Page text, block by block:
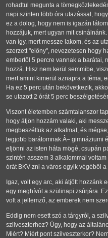
rohadtul megunta a
napi szinten több óra utazással,
ez a dolog, hogy nem is igazán
hozzájuk, mert ugyan mit
van így, mert messze lakom, és az
szerzett "előny", nevezetesen hogy
embertől 5 percre vannak a barátai,
hozzá. Hisz nem kerül semmibe,
mert amint kimerül aznapra a téma,
Ha ez 5 perc után bekövetkezik,
se utazott 2 órát 5 perc
Viszont életemben számtalanszor
hogy átjön hozzám valaki, aki
megbeszéltük az alkalmat, és
legjobb barátomnak Â– gimnáziumi
eljönni az isten háta mögé, csupán
szintén asszem 3 alkalommal
órát BKV-zni a város egyik végéből a
Igaz, volt egy arc, aki átjött hozzánk
egy meghívót a szülinapi zsúrjára.
volt a jellemző, az emberek nem
Eddig nem esett szó a tárgyról, a
szilveszterhez? Úgy, hogy az
Miért? Miért pont szilveszterkor?